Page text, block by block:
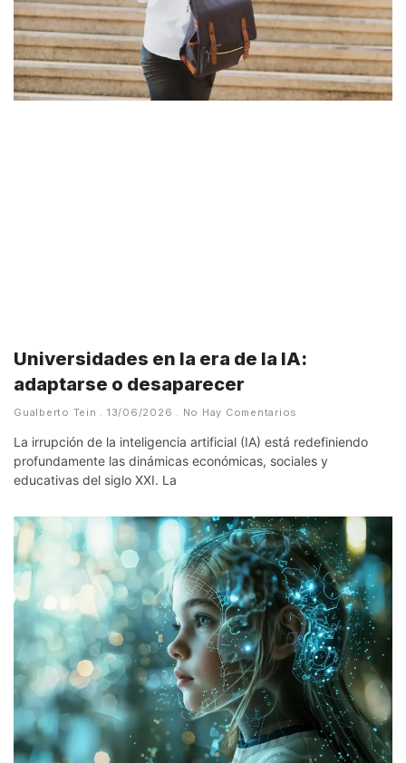
Universidades en la era de la IA:
adaptarse o desaparecer
Gualberto Tein 13/06/2026 No Hay Comentarios
La irrupción de la inteligencia artificial (IA) está redefiniendo
profundamente las dinámicas económicas, sociales y
educativas del siglo XXI. La